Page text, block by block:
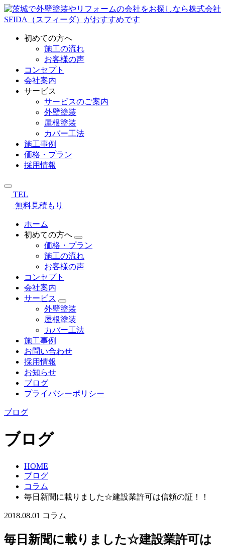
初めての方へ
施工の流れ
お客様の声
コンセプト
会社案内
サービス
サービスのご案内
外壁塗装
屋根塗装
カバー工法
施工事例
価格・プラン
採用情報
TEL
無料見積もり
ホーム
初めての方へ
価格・プラン
施工の流れ
お客様の声
コンセプト
会社案内
サービス
外壁塗装
屋根塗装
カバー工法
施工事例
お問い合わせ
採用情報
お知らせ
ブログ
プライバシーポリシー
ブログ
ブログ
HOME
ブログ
コラム
毎日新聞に載りました☆建設業許可は信頼の証！！
2018.08.01 コラム
毎日新聞に載りました☆建設業許可は